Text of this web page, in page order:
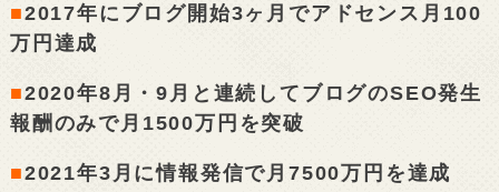
■2017年にブログ開始3ヶ月でアドセンス月100
万円達成
■2020年8月・9月と連続してブログのSEO発生
報酬のみで月1500万円を突破
■2021年3月に情報発信で月7500万円を達成